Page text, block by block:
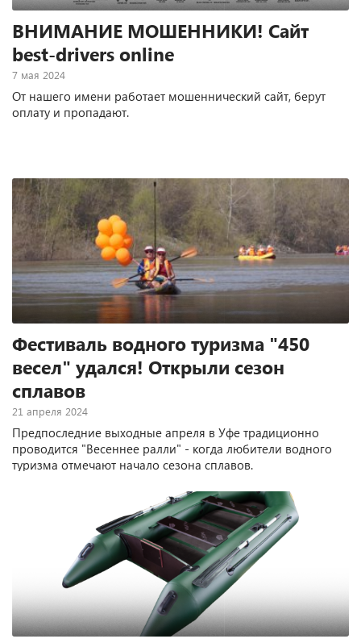
ВНИМАНИЕ МОШЕННИКИ! Сайт
best-drivers online
7 мая 2024
От нашего имени работает мошеннический сайт, берут
оплату и пропадают.
Фестиваль водного туризма "450
весел" удался! Открыли сезон
сплавов
21 апреля 2024
Предпоследние выходные апреля в Уфе традиционно
проводится "Весеннее ралли" - когда любители водного
туризма отмечают начало сезона сплавов.